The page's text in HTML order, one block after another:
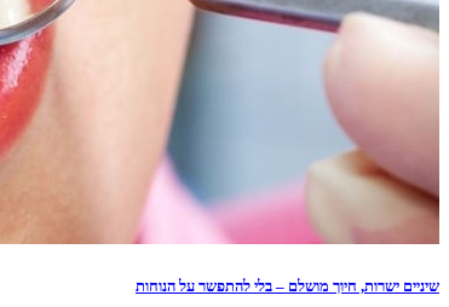
שיניים ישרות, חיוך מושלם – בלי להתפשר על הנוחות